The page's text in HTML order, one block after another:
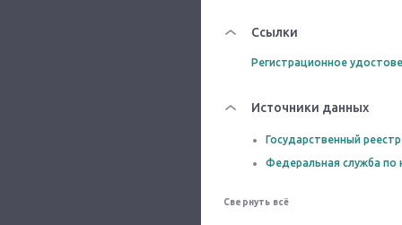
Ссылки
Регистрационное
Источники данных
Государственный
Федеральная служба по
Свернуть всё